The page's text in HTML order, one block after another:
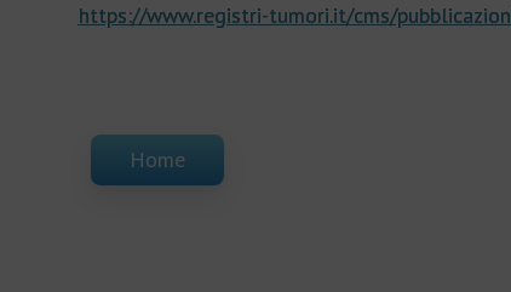
https://www.registri-tumori.it/cms/
Home